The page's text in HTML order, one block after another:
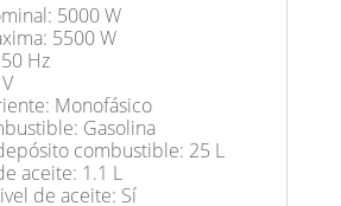
5000 W
5500 W
Hz
Monofásico
Gasolina
combustible: 25 L
aceite: 1.1 L
de aceite: Sí